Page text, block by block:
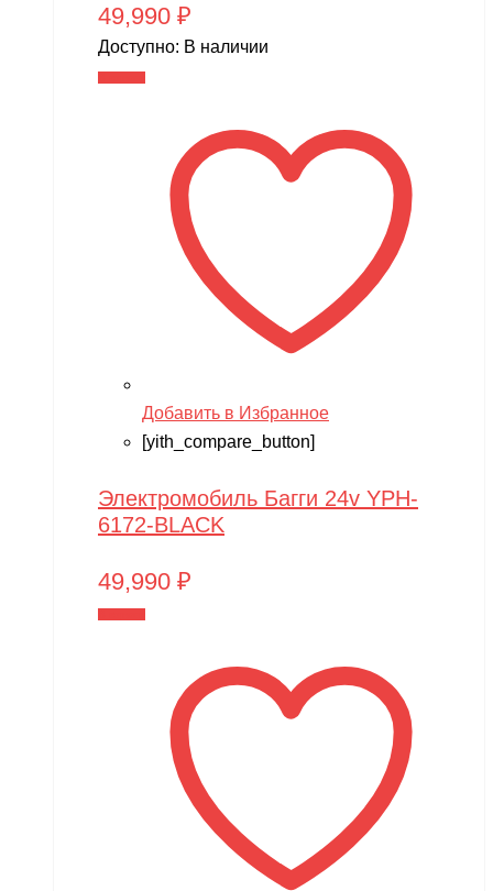
49,990 ₽
Доступно: В наличии
Добавить в Избранное
[yith_compare_button]
Электромобиль Багги 24v YPH-
6172-BLACK
49,990 ₽